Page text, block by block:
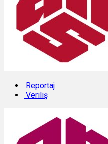
Reportaj
Veriliş